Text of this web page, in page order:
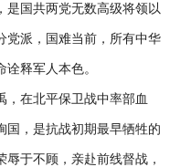
国共两党无数高级将领以
党派，国难当前，所有中华
释军人本色。
在北平保卫战中率部血
国，是抗战初期最早牺牲的
于不顾，亲赴前线督战，